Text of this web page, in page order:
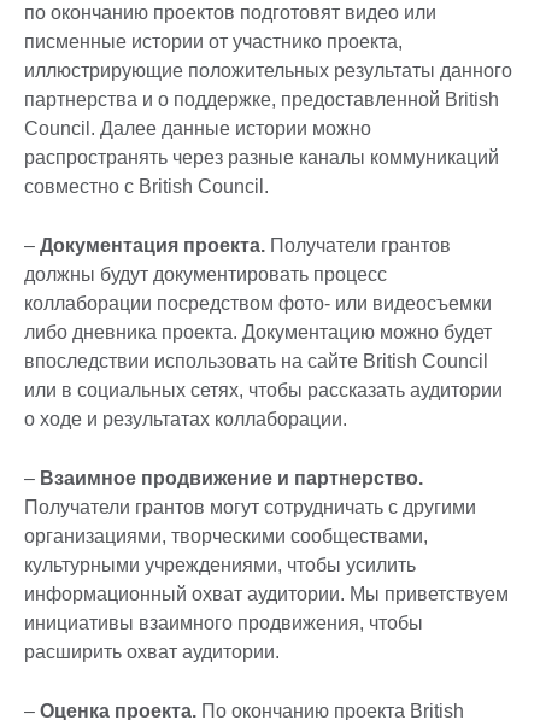
по окончанию проектов подготовят видео или
писменные истории от участнико проекта,
иллюстрирующие положительных результаты данного
партнерства и о поддержке, предоставленной British
Council. Далее данные истории можно
распространять через разные каналы коммуникаций
совместно с British Council.
– Документация проекта. Получатели грантов
должны будут документировать процесс
коллаборации посредством фото- или видеосъемки
либо дневника проекта. Документацию можно будет
впоследствии использовать на сайте British Council
или в социальных сетях, чтобы рассказать аудитории
о ходе и результатах коллаборации.
– Взаимное продвижение и партнерство.
Получатели грантов могут сотрудничать с другими
организациями, творческими сообществами,
культурными учреждениями, чтобы усилить
информационный охват аудитории. Мы приветствуем
инициативы взаимного продвижения, чтобы
расширить охват аудитории.
– Оценка проекта. По окончанию проекта British